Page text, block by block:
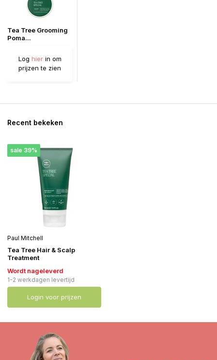
Tea Tree Grooming
Poma...
Log hierin om
prijzen te zien
Recent bekeken
sale 39%
Paul Mitchell
Tea Tree Hair & Scalp
Treatment
Wordt nageleverd
1-2 werkdagen levertijd
Login voor prijzen